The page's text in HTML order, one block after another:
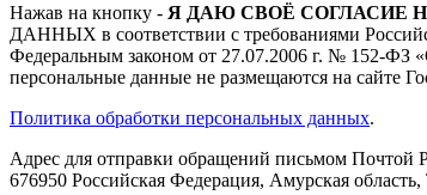
Нажав на кнопку - Я ДАЮ СВОЁ СОГЛАСИЕ
ДАННЫХ в соответствии с требованиями
Федеральным законом от 27.07.2006 г. № 152-ФЗ
персональные данные не размещаются на сайте
Политика обработки персональных данных.
Адрес для отправки обращений письмом Почтой
676950 Российская Федерация, Амурская